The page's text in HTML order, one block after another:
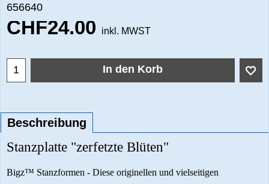
656640
CHF24.00 inkl. MWST
In den Korb
Beschreibung
Stanzplatte "zerfetzte Blüten"
Bigz™ Stanzformen - Diese originellen und vielseitigen